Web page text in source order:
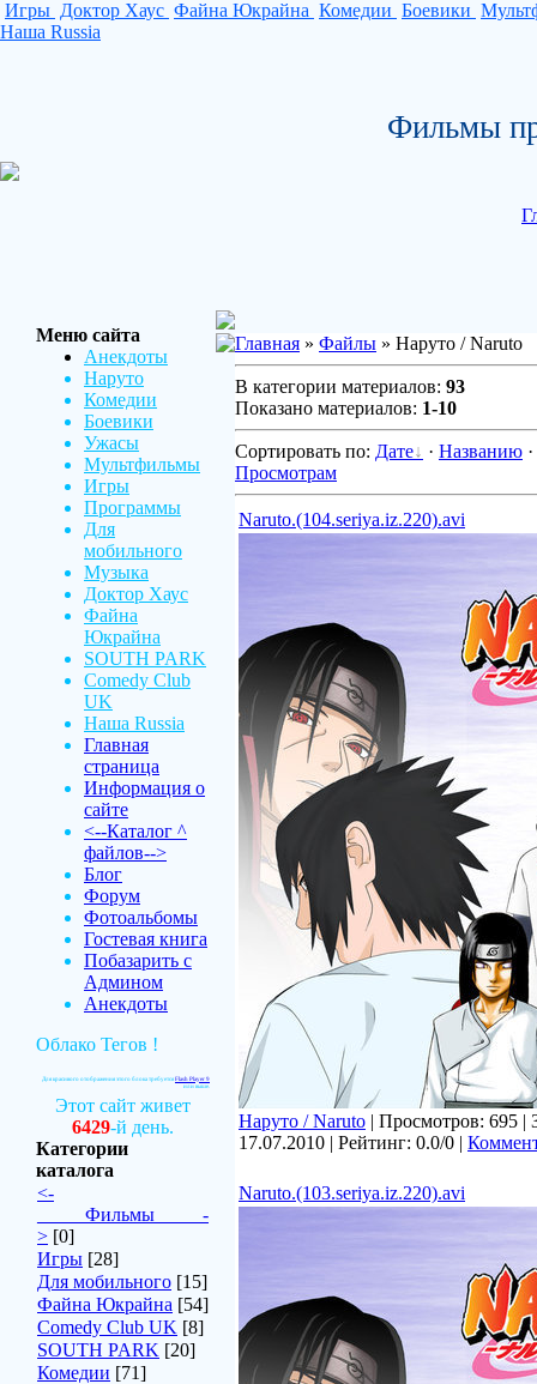
Игры Доктор Хаус Файна Юкрайна Комедии Боевики
Наша Russia
Фильмы
Меню сайта
Анекдоты
Наруто
Комедии
Боевики
Ужасы
Мультфильмы
Игры
Программы
Для
мобильного
Музыка
Доктор Хаус
Файна
Юкрайна
SOUTH PARK
Comedy Club
UK
Наша Russia
Главная
страница
Информация о
сайте
<--Каталог ^
файлов-->
Блог
Форум
Фотоальбомы
Гостевая книга
Побазарить с
Админом
Анекдоты
Облако Тегов !
Для красивого отображения этого блока требуетсяFlash Player 9
или выше.
Этот сайт живет
6429-й день.
Категории
каталога
<-
_____Фильмы_____-
> [0]
Игры [28]
Для мобильного [15]
Файна Юкрайна [54]
Comedy Club UK [8]
SOUTH PARK [20]
Комедии [71]
Главная » Файлы » Наруто / Naruto
В категории материалов: 93
Показано материалов: 1-10
Сортировать по: Дате · Названию ·
Просмотрам
Naruto.(104.seriya.iz.220).avi
Наруто / Naruto | Просмотров: 695 |
17.07.2010 | Рейтинг: 0.0/0 |
Naruto.(103.seriya.iz.220).avi